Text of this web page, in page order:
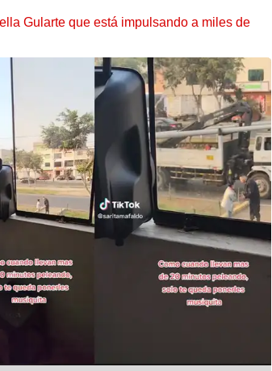
Gularte que está impulsando a miles de